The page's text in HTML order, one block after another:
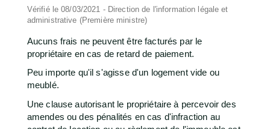
Vérifié le 08/03/2021 - Direction de l'information légale et
administrative (Première ministre)
Aucuns frais ne peuvent être facturés par le
propriétaire en cas de retard de paiement.
Peu importe qu'il s'agisse d'un logement vide ou
meublé.
Une clause autorisant le propriétaire à percevoir des
amendes ou des pénalités en cas d'infraction au